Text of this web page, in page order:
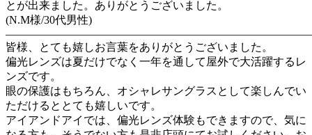
とが出来ました。ありがとうございました。
(N.M様/30代男性)
皆様、とても嬉しお言葉をありがとうございました。
偏光レンズは夏だけでなく一年を通して屋外で大活躍するレ
ンズです。
眼の保護はもちろん、オシャレサングラスとして楽しんでい
ただけるととても嬉しいです。
アイアンドアイでは、偏光レンズ体験もできますので、気に